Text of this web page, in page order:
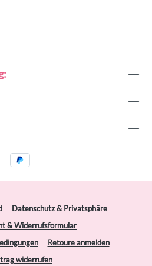
Datenschutz & Privatsphäre
& Widerrufsformular
Retoure anmelden
widerrufen